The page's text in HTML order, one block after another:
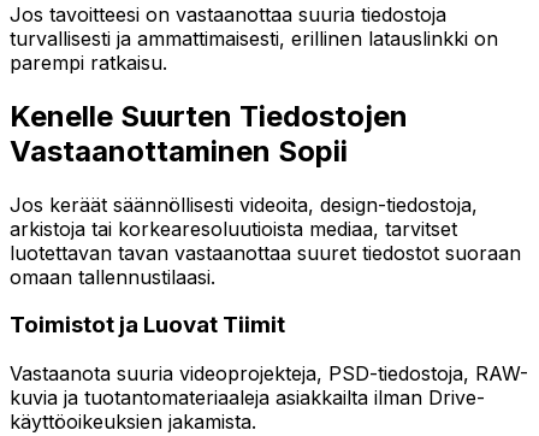
Jos tavoitteesi on vastaanottaa suuria tiedostoja
turvallisesti ja ammattimaisesti, erillinen latauslinkki on
parempi ratkaisu.
Kenelle Suurten Tiedostojen
Vastaanottaminen Sopii
Jos keräät säännöllisesti videoita, design-tiedostoja,
arkistoja tai korkearesoluutioista mediaa, tarvitset
luotettavan tavan vastaanottaa suuret tiedostot suoraan
omaan tallennustilaasi.
Toimistot ja Luovat Tiimit
Vastaanota suuria videoprojekteja, PSD-tiedostoja, RAW-
kuvia ja tuotantomateriaaleja asiakkailta ilman Drive-
käyttöoikeuksien jakamista.